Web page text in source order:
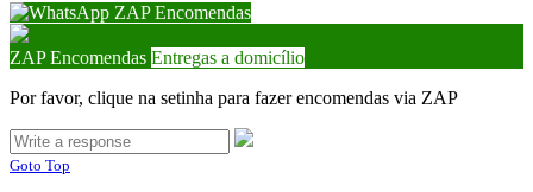
ZAP Encomendas
ZAP Encomendas Entregas a domicílio
Por favor, clique na setinha para fazer encomendas via ZAP
Goto Top